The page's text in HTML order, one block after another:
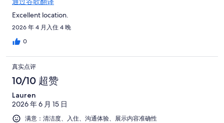
Excellent location.
2026 年 4 月入住 4 晚
0
真实点评
10/10 超赞
Lauren
2026 年 6 月 15 日
满意：清洁度、入住、沟通体验、展示内容准确性